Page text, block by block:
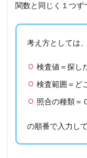
関数と同じく１つず
考え方としては、
検査値＝探し
検査範囲＝ど
照合の種類＝
の順番で入力し